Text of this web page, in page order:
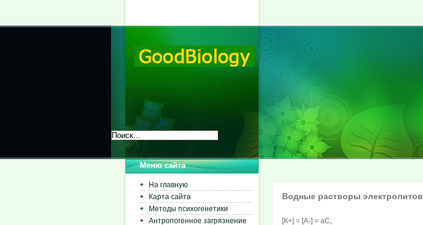
Меню сайта
На главную
Карта сайта
Методы психогенетики
Антропогенное загрязнение
Водные растворы электролитов
[К+] = [А-] = aС,